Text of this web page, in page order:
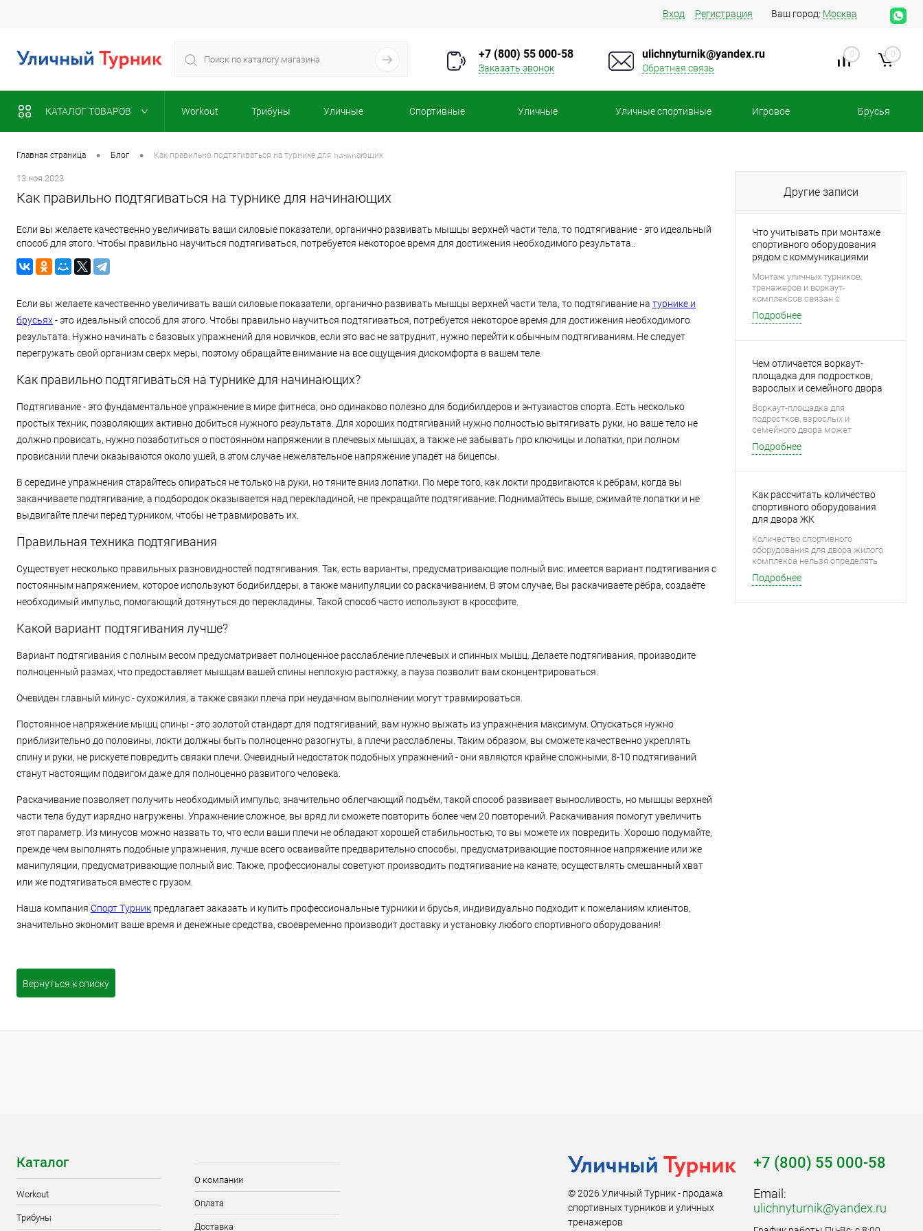
Вход Регистрация Ваш город: Москва
+7 (800) 55 000-58
Заказать звонок
ulichnyturnik@yandex.ru
Обратная связь
0 0
КАТАЛОГ ТОВАРОВ Workout Трибуны Уличные
турники
Спортивные Уличные Уличные спортивные Игровое Брусья
Главная страница • Блог • Как правильно подтягиваться на турнике для начинающих
13.ноя.2023
Как правильно подтягиваться на турнике для начинающих
Если вы желаете качественно увеличивать ваши силовые показатели, органично развивать мышцы верхней части тела, то подтягивание - это идеальный
способ для этого. Чтобы правильно научиться подтягиваться, потребуется некоторое время для достижения необходимого результата..
Если вы желаете качественно увеличивать ваши силовые показатели, органично развивать мышцы верхней части тела, то подтягивание на турнике и
брусьях- это идеальный способ для этого. Чтобы правильно научиться подтягиваться, потребуется некоторое время для достижения необходимого
результата. Нужно начинать с базовых упражнений для новичков, если это вас не затруднит, нужно перейти к обычным подтягиваниям. Не следует
перегружать свой организм сверх меры, поэтому обращайте внимание на все ощущения дискомфорта в вашем теле.
Как правильно подтягиваться на турнике для начинающих?
Подтягивание - это фундаментальное упражнение в мире фитнеса, оно одинаково полезно для бодибилдеров и энтузиастов спорта. Есть несколько
простых техник, позволяющих активно добиться нужного результата. Для хороших подтягиваний нужно полностью вытягивать руки, но ваше тело не
должно провисать, нужно позаботиться о постоянном напряжении в плечевых мышцах, а также не забывать про ключицы и лопатки, при полном
провисании плечи оказываются около ушей, в этом случае нежелательное напряжение упадёт на бицепсы.
В середине упражнения старайтесь опираться не только на руки, но тяните вниз лопатки. По мере того, как локти продвигаются к рёбрам, когда вы
заканчиваете подтягивание, а подбородок оказывается над перекладиной, не прекращайте подтягивание. Поднимайтесь выше, сжимайте лопатки и не
выдвигайте плечи перед турником, чтобы не травмировать их.
Правильная техника подтягивания
Существует несколько правильных разновидностей подтягивания. Так, есть варианты, предусматривающие полный вис. имеется вариант подтягивания с
постоянным напряжением, которое используют бодибилдеры, а также манипуляции со раскачиванием. В этом случае, Вы раскачиваете рёбра, создаёте
необходимый импульс, помогающий дотянуться до перекладины. Такой способ часто используют в кроссфите.
Какой вариант подтягивания лучше?
Вариант подтягивания с полным весом предусматривает полноценное расслабление плечевых и спинных мышц. Делаете подтягивания, производите
полноценный размах, что предоставляет мышцам вашей спины неплохую растяжку, а пауза позволит вам сконцентрироваться.
Очевиден главный минус - сухожилия, а также связки плеча при неудачном выполнении могут травмироваться.
Постоянное напряжение мышц спины - это золотой стандарт для подтягиваний, вам нужно выжать из упражнения максимум. Опускаться нужно
приблизительно до половины, локти должны быть полноценно разогнуты, а плечи расслаблены. Таким образом, вы сможете качественно укреплять
спину и руки, не рискуете повредить связки плечи. Очевидный недостаток подобных упражнений - они являются крайне сложными, 8-10 подтягиваний
станут настоящим подвигом даже для полноценно развитого человека.
Раскачивание позволяет получить необходимый импульс, значительно облегчающий подъём, такой способ развивает выносливость, но мышцы верхней
части тела будут изрядно нагружены. Упражнение сложное, вы вряд ли сможете повторить более чем 20 повторений. Раскачивания помогут увеличить
этот параметр. Из минусов можно назвать то, что если ваши плечи не обладают хорошей стабильностью, то вы можете их повредить. Хорошо подумайте,
прежде чем выполнять подобные упражнения, лучше всего осваивайте предварительно способы, предусматривающие постоянное напряжение или же
манипуляции, предусматривающие полный вис. Также, профессионалы советуют производить подтягивание на канате, осуществлять смешанный хват
или же подтягиваться вместе с грузом.
Наша компания Спорт Турник предлагает заказать и купить профессиональные турники и брусья, индивидуально подходит к пожеланиям клиентов,
значительно экономит ваше время и денежные средства, своевременно производит доставку и установку любого спортивного оборудования!
Вернуться к списку
Другие записи
Что учитывать при монтаже
спортивного оборудования
рядом с коммуникациями
Монтаж уличных турников,
тренажеров и воркаут-
комплексов связан с
земляными работами. Для
установки опор подготавливают
размещают закладные детали,
устраивают основание и
покрытие.
Подробнее
Чем отличается воркаут-
площадка для подростков,
взрослых и семейного двора
Воркаут-площадка для
подростков, взрослых и
семейного двора может
состоять из похожих элементов:
турников, брусьев, рукоходов,
Однако одинаковый перечень
что площадка одинаково удобна
для каждой аудитории.
Подробнее
Как рассчитать количество
спортивного оборудования
для двора ЖК
Количество спортивного
оборудования для двора жилого
комплекса нельзя определять
только по свободной площади
или числу квартир. Даже
стоящих тренажеров не
Подробнее
Каталог
Workout
Трибуны
О компании
Оплата
Доставка
© 2026 Уличный Турник - продажа
спортивных турников и уличных
тренажеров
+7 (800) 55 000-58
Email:
ulichnyturnik@yandex.ru